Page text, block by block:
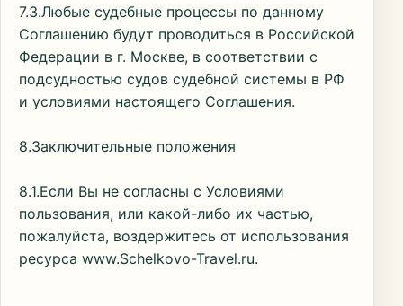
7.3.Любые судебные процессы по данному
Соглашению будут проводиться в Российской
Федерации в г. Москве, в соответствии с
подсудностью судов судебной системы в РФ
и условиями настоящего Соглашения.
8.Заключительные положения
8.1.Если Вы не согласны с Условиями
пользования, или какой-либо их частью,
пожалуйста, воздержитесь от использования
ресурса www.Schelkovo-Travel.ru.